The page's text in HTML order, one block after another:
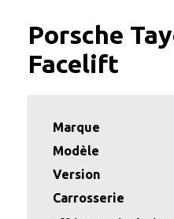
Porsche
Facelift
Marque
Modèle
Version
Carrosserie